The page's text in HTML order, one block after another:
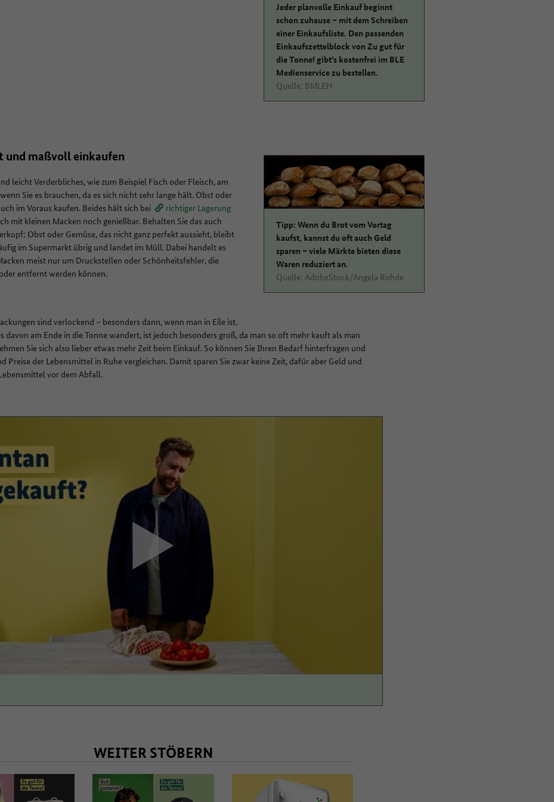
Jeder planvolle Einkauf beginnt
schon zuhause – mit dem Schreiben
einer Einkaufsliste. Den passenden
Einkaufszettelblock von Zu gut für
die Tonne! gibt’s kostenfrei im BLE
Medienservice zu bestellen.
Quelle: BMLEH
Tipp: Wenn du Brot vom Vortag
kaufst, kannst du oft auch Geld
sparen – viele Märkte bieten diese
Waren reduziert an.
Quelle: AdobeStock/Angela Rohde
und maßvoll einkaufen
leicht Verderbliches, wie zum Beispiel Fisch oder Fleisch, am
Sie es brauchen, da es sich nicht sehr lange hält. Obst oder
im Voraus kaufen. Beides hält sich bei
richtiger Lagerung
mit kleinen Macken noch genießbar. Behalten Sie das auch
Obst oder Gemüse, das nicht ganz perfekt aussieht, bleibt
im Supermarkt übrig und landet im Müll. Dabei handelt es
meist nur um Druckstellen oder Schönheitsfehler, die
entfernt werden können.
sind verlockend – besonders dann, wenn man in Eile ist.
davon am Ende in die Tonne wandert, ist jedoch besonders groß, da man so oft mehr kauft als man
Sie sich also lieber etwas mehr Zeit beim Einkauf. So können Sie Ihren Bedarf hinterfragen und
Preise der Lebensmittel in Ruhe vergleichen. Damit sparen Sie zwar keine Zeit, dafür aber Geld und
vor dem Abfall.
zustimmen
WEITER STÖBERN